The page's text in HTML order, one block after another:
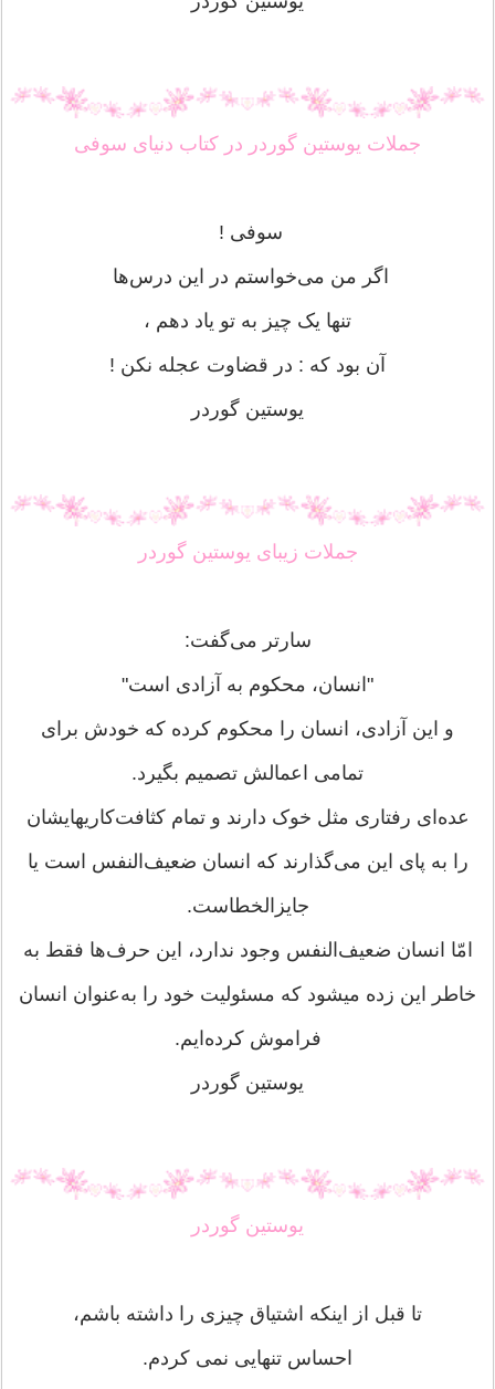
جملات یوستین گوردر در کتاب دنیای سوفی
سوفى !
اگر من مى‌خواستم در اين درس‌ها
تنها يک چيز به تو ياد دهم ،
آن بود كه : در قضاوت عجله نكن !
یوستین گوردر
جملات زیبای یوستین گوردر
سارتر می‌گفت:
"انسان، محكوم به آزادی است"
و اين آزادی، انسان را محكوم كرده كه خودش برای
تمامی اعمالش تصميم بگيرد.
عده‌ای رفتاری مثل خوک دارند و تمام كثافت‌كاريهايشان
را به پای اين می‌گذارند كه انسان ضعيف‌النفس است يا
جايزالخطاست.
امّا انسان ضعيف‌النفس وجود ندارد، اين حرف‌ها فقط به
خاطر اين زده میشود كه مسئوليت خود را به‌عنوان انسان
فراموش كرده‌ايم.
یوستین گوردر
یوستین گوردر
تا قبل از اینکه اشتیاق چیزی را داشته باشم،
احساس تنهایی نمی کردم.